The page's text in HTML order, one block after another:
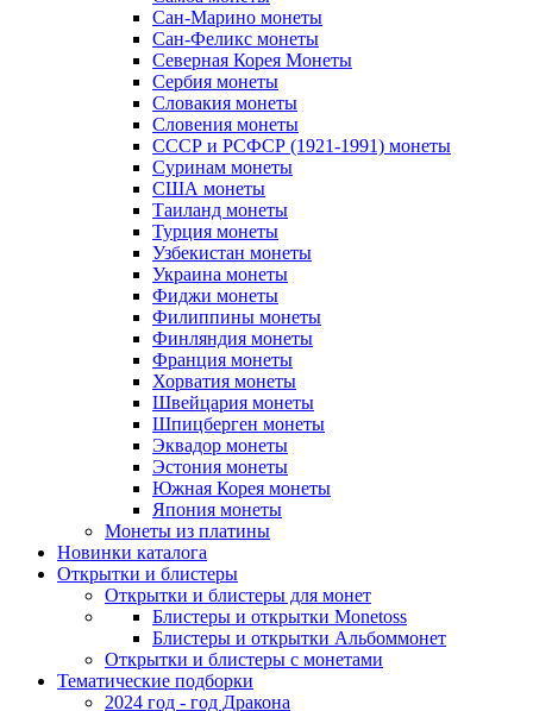
Сан-Марино монеты
Сан-Феликс монеты
Северная Корея Монеты
Сербия монеты
Словакия монеты
Словения монеты
СССР и РСФСР (1921-1991) монеты
Суринам монеты
США монеты
Таиланд монеты
Турция монеты
Узбекистан монеты
Украина монеты
Фиджи монеты
Филиппины монеты
Финляндия монеты
Франция монеты
Хорватия монеты
Швейцария монеты
Шпицберген монеты
Эквадор монеты
Эстония монеты
Южная Корея монеты
Япония монеты
Монеты из платины
Новинки каталога
Открытки и блистеры
Открытки и блистеры для монет
Блистеры и открытки Monetoss
Блистеры и открытки Альбоммонет
Открытки и блистеры с монетами
Тематические подборки
2024 год - год Дракона